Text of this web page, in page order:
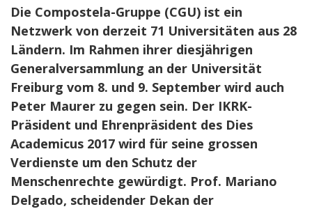
Die Compostela-Gruppe (CGU) ist ein
Netzwerk von derzeit 71 Universitäten aus 28
Ländern. Im Rahmen ihrer diesjährigen
Generalversammlung an der Universität
Freiburg vom 8. und 9. September wird auch
Peter Maurer zu gegen sein. Der IKRK-
Präsident und Ehrenpräsident des Dies
Academicus 2017 wird für seine grossen
Verdienste um den Schutz der
Menschenrechte gewürdigt. Prof. Mariano
Delgado, scheidender Dekan der